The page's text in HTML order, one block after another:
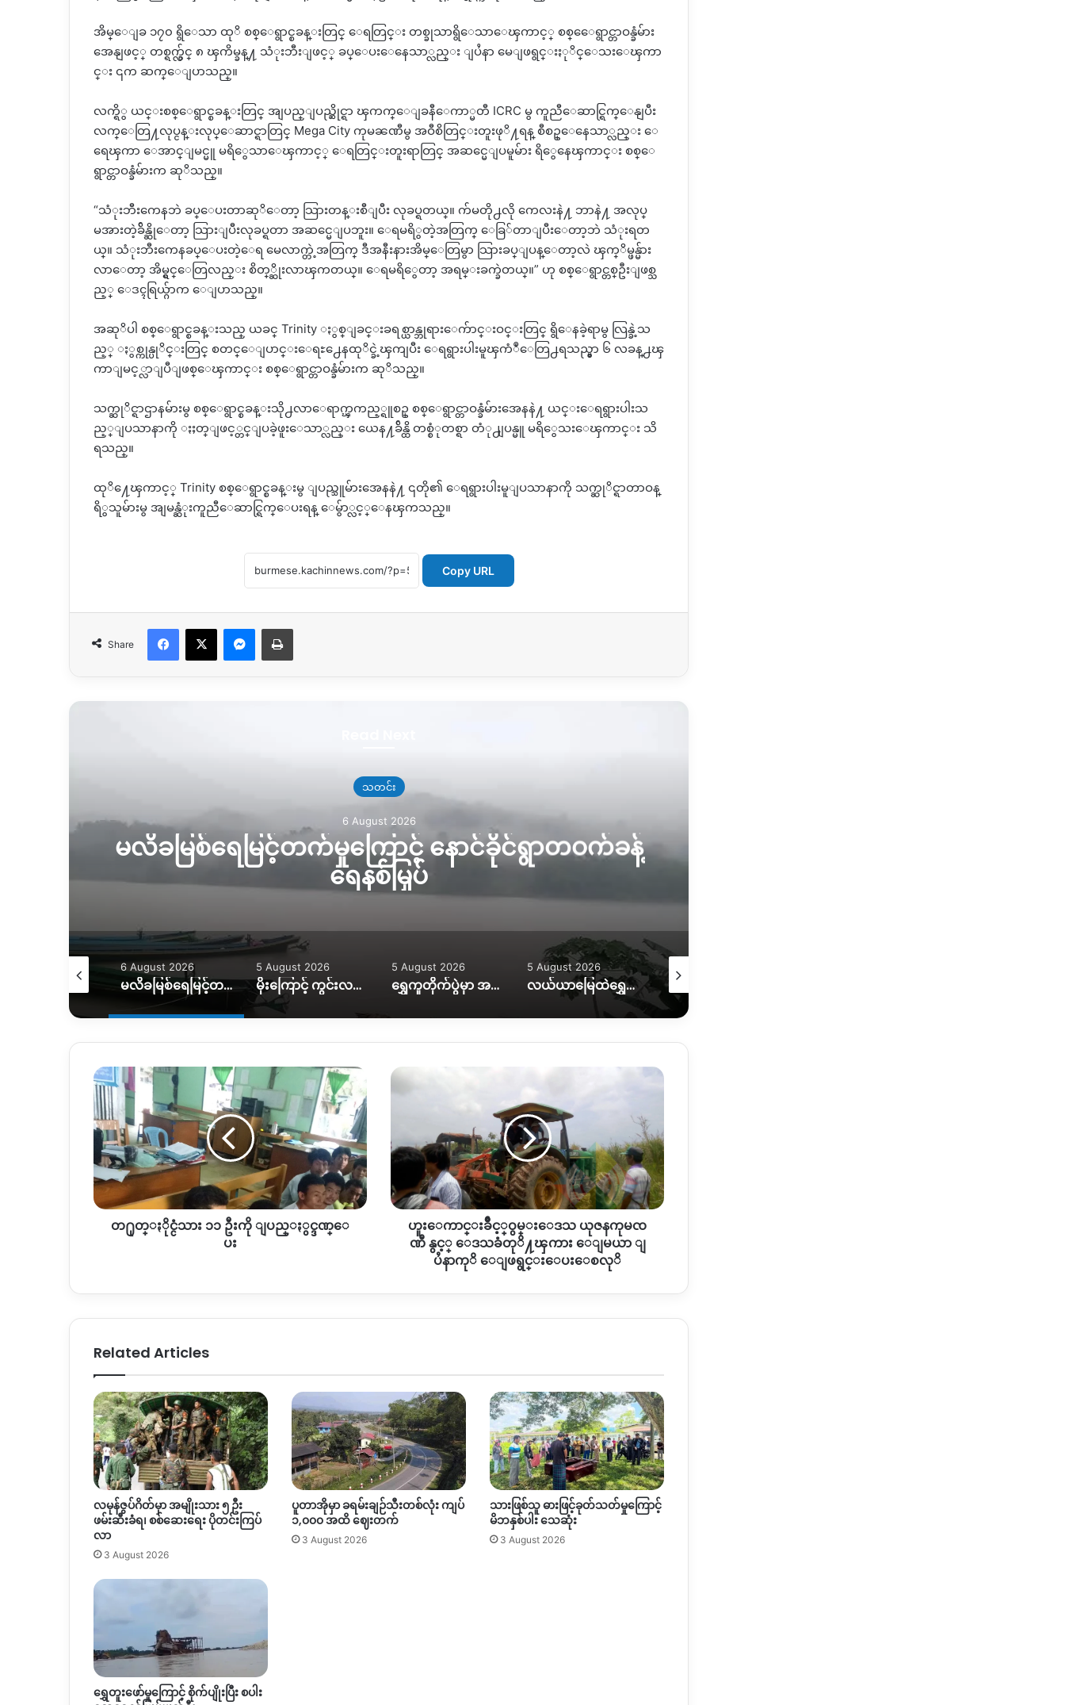
အိမ္ေျခ ၁၇၀ ရွိေသာ ထုိ စစ္ေရွာင္စခန္းတြင္ ေရတြင္း တစ္ခုသာရွိေသာေၾကာင့္ စစ္ေေရွာင္တာဝန္ခံမ်ား
အေနျဖင့္ တစ္ရက္လွ်င္ ၈ ၾကိမ္ခန္႔ သံုးဘီးျဖင့္ ခပ္ေပးေနေသာ္လည္း ျပႆနာ မေျဖရွင္းႏုိင္ေသးေၾကာ
င္း ၎က ဆက္ေျပာသည္။
လက္ရိွ ယင္းစစ္ေရွာင္စခန္းတြင္ အျပည္ျပည္ဆိုင္ရာ ၾကက္ေျခနီေကာ္မတီ ICRC မွ ကူညီေဆာင္ရြက္ေနျပီး
လက္ေတြ႔လုပ္ငန္းလုပ္ေဆာင္ရာတြင္ Mega City ကုမၼဏီမွ အဝီစိတြင္းတူးဖုိ႔ရန္ စီစဥ္ေနေသာ္လည္း ေ
ရေၾကာ ေအာင္ျမင္မူ မရိွေသာေၾကာင့္ ေရတြင္းတူးရာတြင္ အဆင္မေျပမူမ်ား ရိွေနေၾကာင္း စစ္ေ
ရွာင္တာဝန္ခံမ်ားက ဆုိသည္။
“သံုးဘီးကေနဘဲ ခပ္ေပးတာဆုိေတာ့ သြားတန္းစီျပီး လုခပ္ရတယ္။ က်မတို႕လို ကေလးနဲ႔ ဘာနဲ႔ အလုပ္
မအားတဲ့ခ်ိန္ဆိုေတာ့ သြားျပီးလုခပ္ရတာ အဆင္မေျပဘူး။ ေရမရိွတဲ့အတြက္ ေခြ်တာျပီးေတာ့ဘဲ သံုးရတ
ယ္။ သံုးဘီးကေနခပ္ေပးတဲ့ေရ မေလာက္တဲ့အတြက္ ဒီအနီးနားအိမ္ေတြမွာ သြားခပ္ျပန္ေတာ့လဲ ၾက္ိမ္ဖန္မ်ား
လာေတာ့ အိမ္ရွင္ေတြလည္း စိတ္္ဆိုးလာၾကတယ္။ ေရမရိွေတာ့ အရမ္းခက္ခဲတယ္။” ဟု စစ္ေရွာင္တစ္ဦးျဖစ္သ
ည့္ ေဒၚရြယ္ဂ်ာက ေျပာသည္။
အဆုိပါ စစ္ေရွာင္စခန္းသည္ ယခင္ Trinity ႏွစ္ျခင္းခရစ္ယာန္ဘုရားေက်ာင္းဝင္းတြင္ ရွိေနခဲ့ရာမွ လြန္ခဲ့သ
ည့္ ႏွစ္ကုန္ပုိင္းတြင္ စတင္ေျပာင္းေရႊ႕ေနထုိင္ခဲ့ၾကျပီး ေရရွားပါးမူၾကံဳေတြ႕ရသည္မွာ ၆ လခန္႕ၾ
ကာျမင့္လာျပီျဖစ္ေၾကာင္း စစ္ေရွာင္တာဝန္ခံမ်ားက ဆုိသည္။
သက္ဆုိင္ရာဌာနမ်ားမွ စစ္ေရွာင္စခန္းသို႕လာေရာက္ၾကည့္ရူစဥ္ စစ္ေရွာင္တာဝန္ခံမ်ားအေနနဲ႔ ယင္းေရရွားပါးသ
ည့္ျပသာနာကို ႏႈတ္ျဖင့္တင္ျပခဲ့ဖူးေသာ္လည္း ယေန႔ခ်ိန္ထိ တစ္စံုတစ္ရာ တံု႕ျပန္မူ မရိွေသးေၾကာင္း သိ
ရသည္။
ထုိ႔ေၾကာင့္ Trinity စစ္ေရွာင္စခန္းမွ ျပည္သူမ်ားအေနနဲ႔ ၎တို၏ ေရရွားပါးမူျပသာနာကို သက္ဆုိင္ရာတာဝန္
ရိွသူမ်ားမွ အျမန္ဆံုးကူညီေဆာင္ရြက္ေပးရန္ ေမွ်ာ္လင့္ေနၾကသည္။
Copy URL
Share
Facebook
X Messenger
Print
သတင်း
6 August 2026
မလိခမြစ်ရေမြင့်တက်မှုကြောင့် နောင်ခိုင်ရွာတဝက်ခန့်
ရေနစ်မြှပ်
6 August 2026
မလိခမြစ်ရေမြင့်တက်မှုကြောင့် နောင်ခိုင်ရွာတဝက်ခန့်ရေနစ်မြှပ်
5 August 2026
မိုးကြောင့် ကွင်းလမ်းသွားလာရေး ပိုခက်၊ ကုန်တင်ယာဉ်တွေကို ဆင်၊ ထွန်စက်နဲ့ ဆွဲထုတ်နေရ
5 August 2026
ရွှေကူတိုက်ပွဲမှာ အရေးပါတဲ့ စစ်တပ်စခန်းတစ်ခုကို သိမ်းပိုက်နိုင်ကြောင်း KIO ပြော
5 August 2026
လယ်ယာမြေထဲရွှေတူးဖော်နေတာကို ရပ်တန့်ပေးဖို့ဒေသခံတွေတောင်းဆိုနေ
5 August 2026
တ႐ု
တ္ႏို
င္
ငံ
သား
၁၁
ဦး
ကို
ျ
တ႐ုတ္ႏိုင္ငံသား ၁၁ ဦးကို ျပည္ႏွင္ဒဏ္ေ
ပး
ဟူးေ
င့္
ဝွ
ဒသ
ယုဇန
ကား
ေျ
မယာ
ျ
ပႆ
နာ
ကုိ
ေျ
ဖ
ရွ
ဟူးေကာင္းခ်ိဳင့္ဝွမ္းေဒသ ယုဇနကုမၸ
ဏီ နွင့္ ေဒသခံတုိ႔ၾကား ေျမယာ ျ
ပႆနာကုိ ေျဖရွင္းေပးေစလုိ
Related Articles
လမုန်ဇွပ်ဂိတ်မှာ အမျိုးသား ၅ ဦး
ဖမ်းဆီးခံရ၊ စစ်ဆေးရေး ပိုတင်းကြပ်
လာ
3 August 2026
ပူတာအိုမှာ ခရမ်းချဉ်သီးတစ်လုံး ကျပ်
၁,၀၀၀ အထိ ဈေးတက်
3 August 2026
သားဖြစ်သူ ဓားဖြင့်ခုတ်သတ်မှုကြောင့်
မိဘနှစ်ပါး သေဆုံး
3 August 2026
ရွှေတူးဖော်မှုကြောင့် စိုက်ပျိုးပြီး စပါး